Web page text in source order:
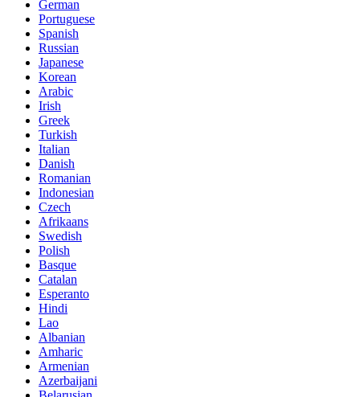
German
Portuguese
Spanish
Russian
Japanese
Korean
Arabic
Irish
Greek
Turkish
Italian
Danish
Romanian
Indonesian
Czech
Afrikaans
Swedish
Polish
Basque
Catalan
Esperanto
Hindi
Lao
Albanian
Amharic
Armenian
Azerbaijani